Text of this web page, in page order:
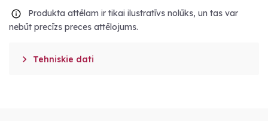
Produkta attēlam ir tikai ilustratīvs nolūks, un tas var
nebūt precīzs preces attēlojums.
 Tehniskie dati